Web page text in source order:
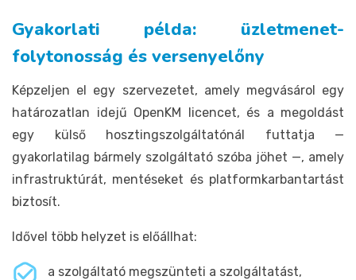
Gyakorlati példa: üzletmenet-
folytonosság és versenyelőny
Képzeljen el egy szervezetet, amely megvásárol egy
határozatlan idejű OpenKM licencet, és a megoldást
egy külső hosztingszolgáltatónál futtatja —
gyakorlatilag bármely szolgáltató szóba jöhet —, amely
infrastruktúrát, mentéseket és platformkarbantartást
biztosít.
Idővel több helyzet is előállhat:
a szolgáltató megszünteti a szolgáltatást,